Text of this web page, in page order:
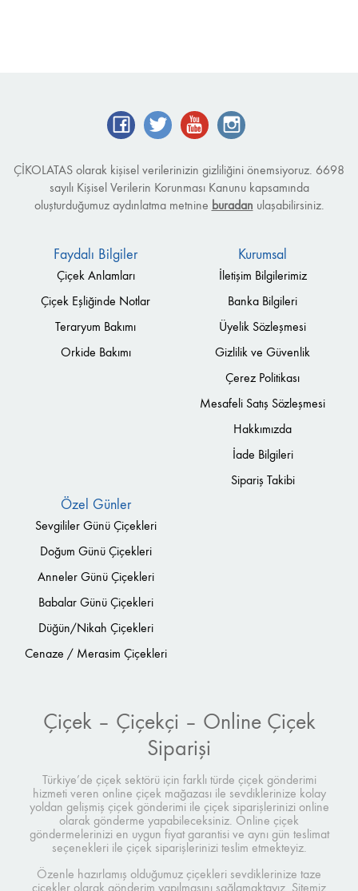
ÇİKOLATAS olarak kişisel verilerinizin gizliliğini önemsiyoruz. 6698
sayılı Kişisel Verilerin Korunması Kanunu kapsamında
oluşturduğumuz aydınlatma metnine buradan ulaşabilirsiniz.
Faydalı Bilgiler
Çiçek Anlamları
Çiçek Eşliğinde Notlar
Teraryum Bakımı
Orkide Bakımı
Kurumsal
İletişim Bilgilerimiz
Banka Bilgileri
Üyelik Sözleşmesi
Gizlilik ve Güvenlik
Çerez Politikası
Mesafeli Satış Sözleşmesi
Hakkımızda
İade Bilgileri
Sipariş Takibi
Özel Günler
Sevgililer Günü Çiçekleri
Doğum Günü Çiçekleri
Anneler Günü Çiçekleri
Babalar Günü Çiçekleri
Düğün/Nikah Çiçekleri
Cenaze / Merasim Çiçekleri
Çiçek – Çiçekçi – Online Çiçek
Siparişi
Türkiye’de çiçek sektörü için farklı türde çiçek gönderimi
hizmeti veren online çiçek mağazası ile sevdiklerinize kolay
yoldan gelişmiş çiçek gönderimi ile çiçek siparişlerinizi online
olarak gönderme yapabileceksiniz. Online çiçek
göndermelerinizi en uygun fiyat garantisi ve aynı gün teslimat
seçenekleri ile çiçek siparişlerinizi teslim etmekteyiz.
Özenle hazırlamış olduğumuz çiçekleri sevdiklerinize taze
çiçekler olarak gönderim yapılmasını sağlamaktayız. Sitemiz